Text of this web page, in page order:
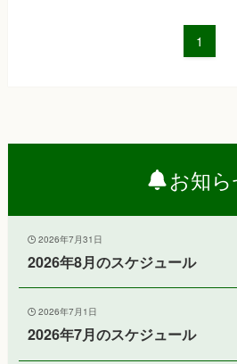
1
お知
2026年7月31日
2026年8月のスケジュール
2026年7月1日
2026年7月のスケジュール